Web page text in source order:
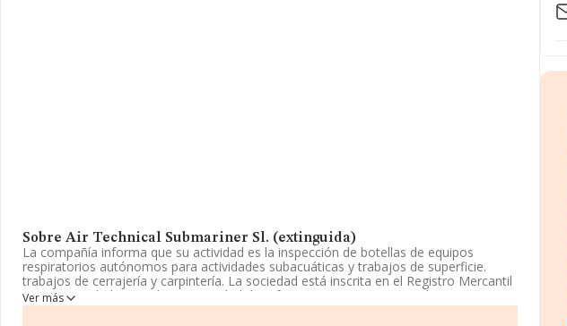
Sobre Air Technical Submariner Sl. (extinguida)
La compañía informa que su actividad es la inspección de botellas de equipos
respiratorios autónomos para actividades subacuáticas y trabajos de superficie.
trabajos de cerrajería y carpintería. La sociedad está inscrita en el Registro Mercantil
como Sociedad Limitada. La actividad de referencia CNAE corresponde a '%cnae%',
cuyo Código es 7499. La sociedad no tiene actividad en mercados exteriores.
Ver más